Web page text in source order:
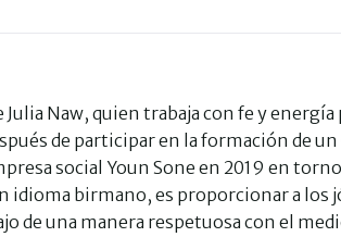
Naw, quien trabaja con fe y
de participar en la formación de un
social Youn Sone en 2019 en
birmano, es proporcionar a los
de una manera respetuosa con el